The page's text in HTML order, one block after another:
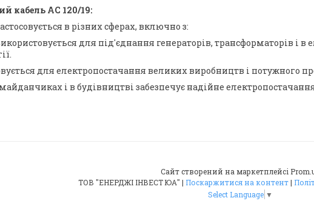
кабель АС 120/19:
в різних сферах, включно з:
для під'єднання генераторів, трансформаторів і
для електропостачання великих виробництв і потужного
і в будівництві забезпечує надійне
Сайт створений на маркетплейсі
ТОВ "ЕНЕРДЖІ ІНВЕСТ ЮА" | Поскаржитися на контент |
Select Language ▼